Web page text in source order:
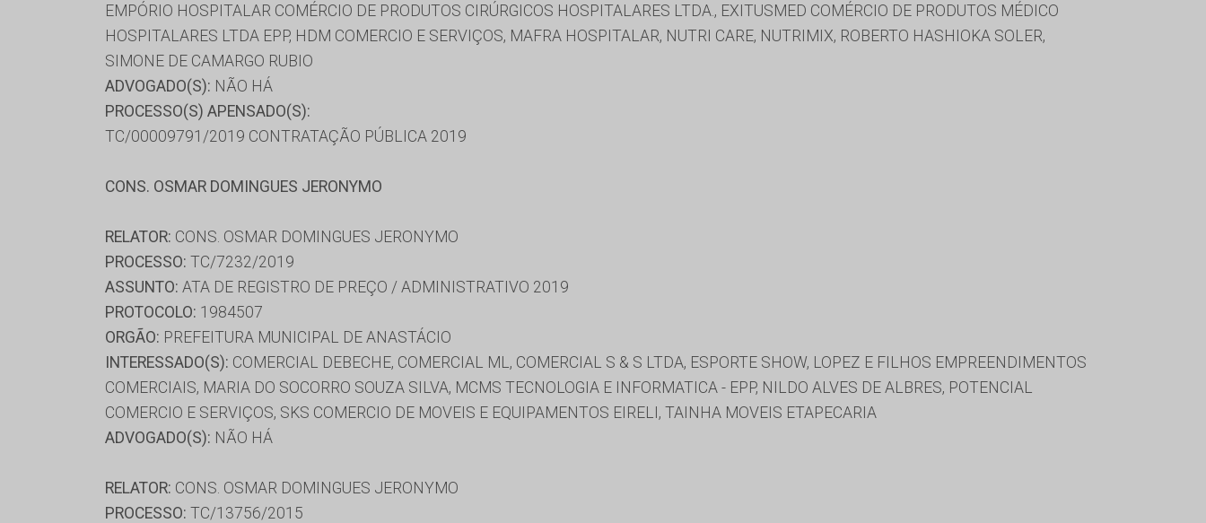
EMPÓRIO HOSPITALAR COMÉRCIO DE PRODUTOS CIRÚRGICOS HOSPITALARES LTDA., EXITUSMED COMÉRCIO DE PRODUTOS MÉDICO
HOSPITALARES LTDA EPP, HDM COMERCIO E SERVIÇOS, MAFRA HOSPITALAR, NUTRI CARE, NUTRIMIX, ROBERTO HASHIOKA SOLER,
SIMONE DE CAMARGO RUBIO
ADVOGADO(S): NÃO HÁ
PROCESSO(S) APENSADO(S):
TC/00009791/2019 CONTRATAÇÃO PÚBLICA 2019
CONS. OSMAR DOMINGUES JERONYMO
RELATOR: CONS. OSMAR DOMINGUES JERONYMO
PROCESSO: TC/7232/2019
ASSUNTO: ATA DE REGISTRO DE PREÇO / ADMINISTRATIVO 2019
PROTOCOLO: 1984507
ORGÃO: PREFEITURA MUNICIPAL DE ANASTÁCIO
INTERESSADO(S): COMERCIAL DEBECHE, COMERCIAL ML, COMERCIAL S & S LTDA, ESPORTE SHOW, LOPEZ E FILHOS EMPREENDIMENTOS
COMERCIAIS, MARIA DO SOCORRO SOUZA SILVA, MCMS TECNOLOGIA E INFORMATICA - EPP, NILDO ALVES DE ALBRES, POTENCIAL
COMERCIO E SERVIÇOS, SKS COMERCIO DE MOVEIS E EQUIPAMENTOS EIRELI, TAINHA MOVEIS ETAPECARIA
ADVOGADO(S): NÃO HÁ
RELATOR: CONS. OSMAR DOMINGUES JERONYMO
PROCESSO: TC/13756/2015